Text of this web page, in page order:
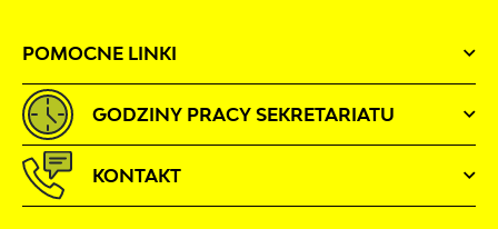
POMOCNE LINKI
GODZINY PRACY SEKRETARIATU
KONTAKT